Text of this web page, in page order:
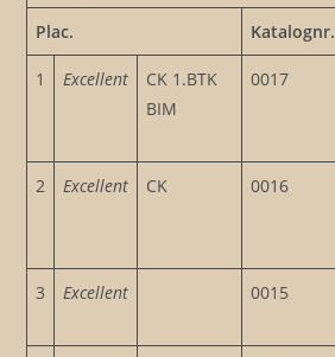
Plac. Katalognr.
1 Excellent
CK 1.BTK
BIM
0017
2 Excellent CK 0016
3 Excellent 0015